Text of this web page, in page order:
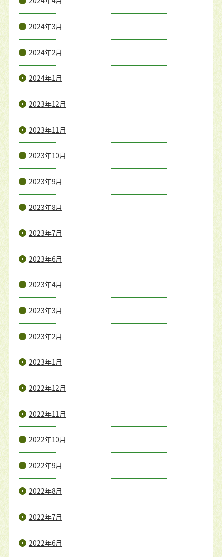
2024年3月
2024年2月
2024年1月
2023年12月
2023年11月
2023年10月
2023年9月
2023年8月
2023年7月
2023年6月
2023年4月
2023年3月
2023年2月
2023年1月
2022年12月
2022年11月
2022年10月
2022年9月
2022年8月
2022年7月
2022年6月